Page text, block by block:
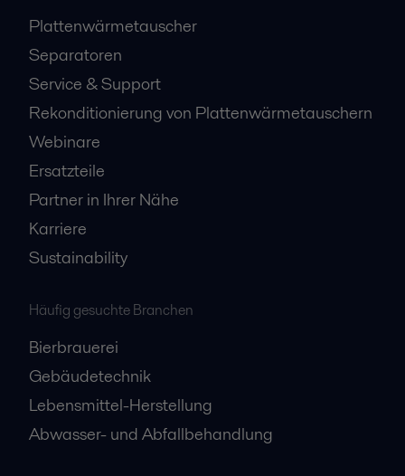
Plattenwärmetauscher
Separatoren
Service & Support
Rekonditionierung von Plattenwärmetauschern
Webinare
Ersatzteile
Partner in Ihrer Nähe
Karriere
Sustainability
Häufig gesuchte Branchen
Bierbrauerei
Gebäudetechnik
Lebensmittel-Herstellung
Abwasser- und Abfallbehandlung